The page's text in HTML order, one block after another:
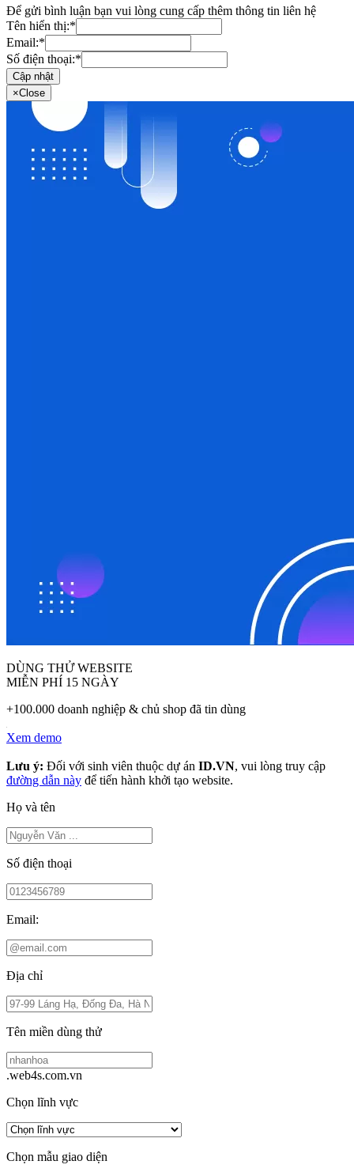
Để gửi bình luận bạn vui lòng cung cấp thêm thông tin liên hệ
Tên hiển thị:*
Email:*
Số điện thoại:*
Cập nhật
×Close
DÙNG THỬ WEBSITE
MIỄN PHÍ 15 NGÀY
+100.000 doanh nghiệp & chủ shop đã tin dùng
Xem demo
Lưu ý: Đối với sinh viên thuộc dự án ID.VN, vui lòng truy cập
đường dẫn này để tiến hành khởi tạo website.
Họ và tên
Số điện thoại
Email:
Địa chỉ
Tên miền dùng thử
.web4s.com.vn
Chọn lĩnh vực
Chọn mẫu giao diện